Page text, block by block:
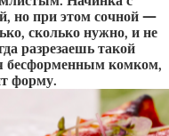
но при этом сочной —
сколько нужно, и не
разрезаешь такой
бесформенным комком,
форму.